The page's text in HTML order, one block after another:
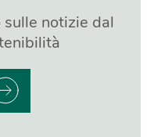
notizie dal